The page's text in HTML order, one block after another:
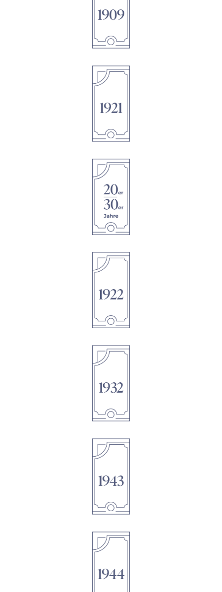
1895
1895
1895
1895
1895
1895
1895